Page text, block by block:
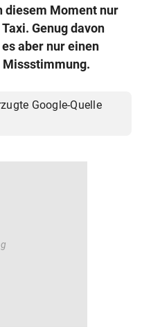
2026
diesem Moment nur
Genug davon
aber nur einen
Google-Quelle